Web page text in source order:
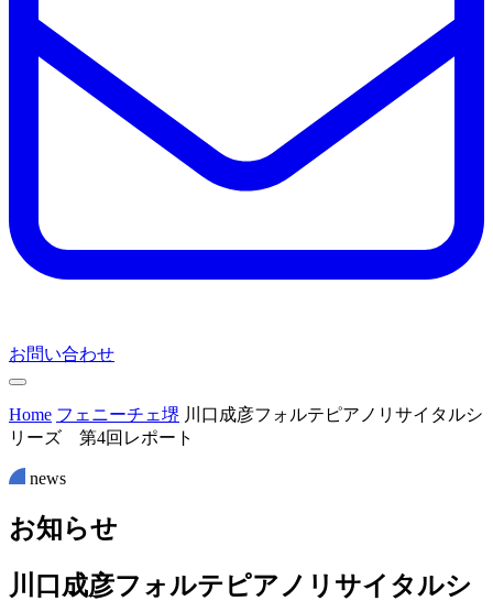
お問い合わせ
Home フェニーチェ堺 川口成彦フォルテピアノリサイタルシ
リーズ 第4回レポート
news
お知らせ
川口成彦フォルテピアノリサイタルシ